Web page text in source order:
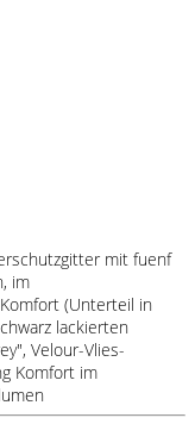
mit fuenf
im
(Unterteil in
lackierten
Velour-Vlies-
Komfort im